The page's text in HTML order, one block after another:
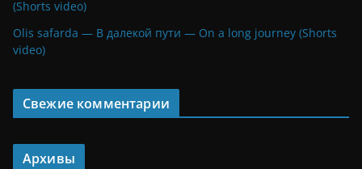
(Shorts video)
Olis safarda — В далекой пути — On a long journey (Shorts
video)
Свежие комментарии
Архивы